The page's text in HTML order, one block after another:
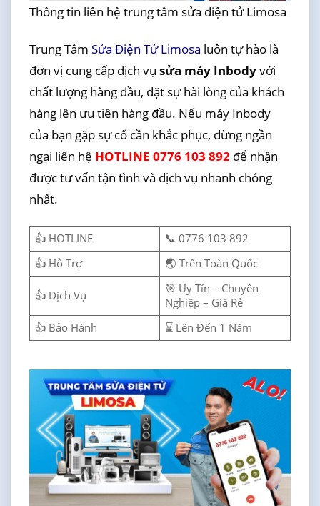
Thông tin liên hệ trung tâm sửa điện tử Limosa
Trung Tâm Sửa Điện Tử Limosa luôn tự hào là
đơn vị cung cấp dịch vụ sửa máy Inbodyvới
chất lượng hàng đầu, đặt sự hài lòng của khách
hàng lên ưu tiên hàng đầu. Nếu máy Inbody
của bạn gặp sự cố cần khắc phục, đừng ngần
ngại liên hệ HOTLINE 0776 103 892để nhận
được tư vấn tận tình và dịch vụ nhanh chóng
nhất.
👍 HOTLINE
📞 0776 103 892
👍 Hỗ Trợ
🌏 Trên Toàn Quốc
👍 Dịch Vụ
🎯 Uy Tín – Chuyên
Nghiệp – Giá Rẻ
👍 Bảo Hành
⌛ Lên Đến 1 Năm